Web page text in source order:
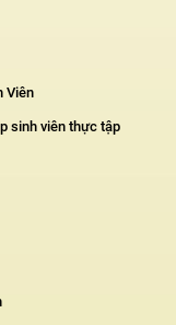
Viên
sinh viên thực tập